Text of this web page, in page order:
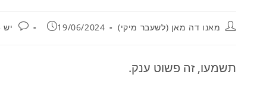
מחבר:
מאנו דה מאן (לשעבר מיקי) פורסם:
19/06/2024 יש 35 תגובות
תשמעו, זה פשוט ענק.